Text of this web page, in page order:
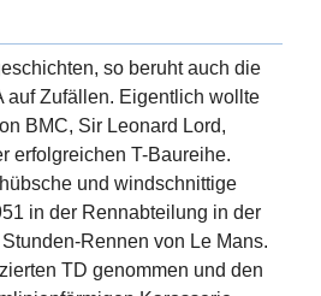
so beruht auch die
auf Zufällen. Eigentlich wollte
BMC, Sir Leonard Lord,
erfolgreichen T-Baureihe.
und windschnittige
in der Rennabteilung in der
Rennen von Le Mans.
TD genommen und den